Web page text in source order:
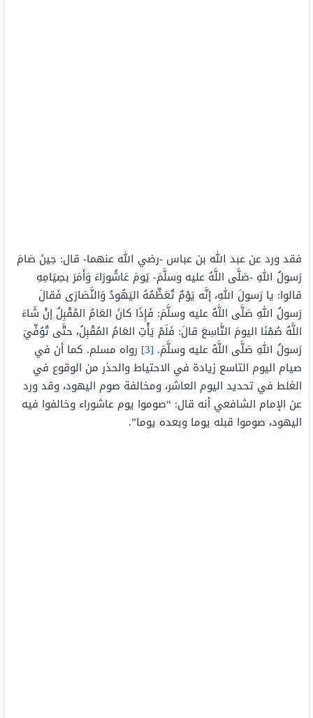
فقد ورد عن عبد الله بن عباس -رضي الله عنهما- قال: حِينَ صَامَ
رَسولُ اللهِ -صَلَّى اللَّهُ عليه وسلَّمَ- يَومَ عَاشُورَاءَ وَأَمَرَ بصِيَامِهِ
قالوا: يا رَسولَ اللهِ، إنَّه يَوْمٌ تُعَظِّمُهُ اليَهُودُ وَالنَّصَارَى فَقالَ
رَسولُ اللهِ صَلَّى اللَّهُ عليه وسلَّمَ: فَإِذَا كانَ العَامُ المُقْبِلُ إنْ شَاءَ
اللَّهُ صُمْنَا اليومَ التَّاسِعَ قالَ: فَلَمْ يَأْتِ العَامُ المُقْبِلُ، حتَّى تُوُفِّيَ
رَسولُ اللهِ صَلَّى اللَّهُ عليه وسلَّمَ. [3]
رواه مسلم. كما أن في
صيام اليوم التاسع زيادة في الاحتياط والحذر من الوقوع في
الغلط في تحديد اليوم العاشر، ومخالفة صوم اليهود، وقد ورد
عن الإمام الشافعي أنه قال: “صوموا يوم عاشوراء وخالفوا فيه
اليهود، صوموا قبله يوما وبعده يوما”.